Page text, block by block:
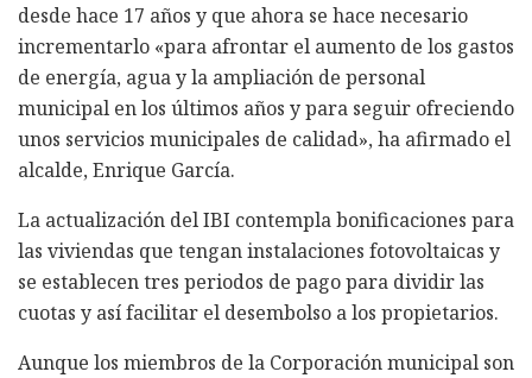
desde hace 17 años y que ahora se hace necesario
incrementarlo «para afrontar el aumento de los gastos
de energía, agua y la ampliación de personal
municipal en los últimos años y para seguir ofreciendo
unos servicios municipales de calidad», ha afirmado el
alcalde, Enrique García.
La actualización del IBI contempla bonificaciones para
las viviendas que tengan instalaciones fotovoltaicas y
se establecen tres periodos de pago para dividir las
cuotas y así facilitar el desembolso a los propietarios.
Aunque los miembros de la Corporación municipal son